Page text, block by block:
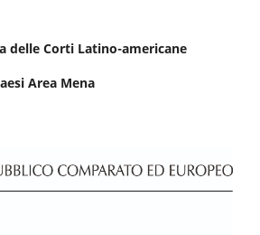
delle Corti Latino-americane
Area Mena